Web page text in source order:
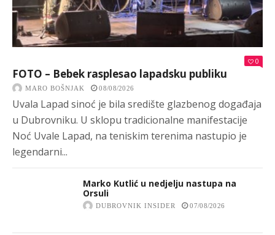
0
FOTO – Bebek rasplesao lapadsku publiku
MARO BOŠNJAK 08/08/2026
Uvala Lapad sinoć je bila središte glazbenog događaja
u Dubrovniku. U sklopu tradicionalne manifestacije
Noć Uvale Lapad, na teniskim terenima nastupio je
legendarni...
Marko Kutlić u nedjelju nastupa na
Orsuli
DUBROVNIK INSIDER 07/08/2026